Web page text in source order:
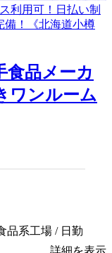
食品メーカ
ワンルーム
品系工場 / 日勤
詳細を表示